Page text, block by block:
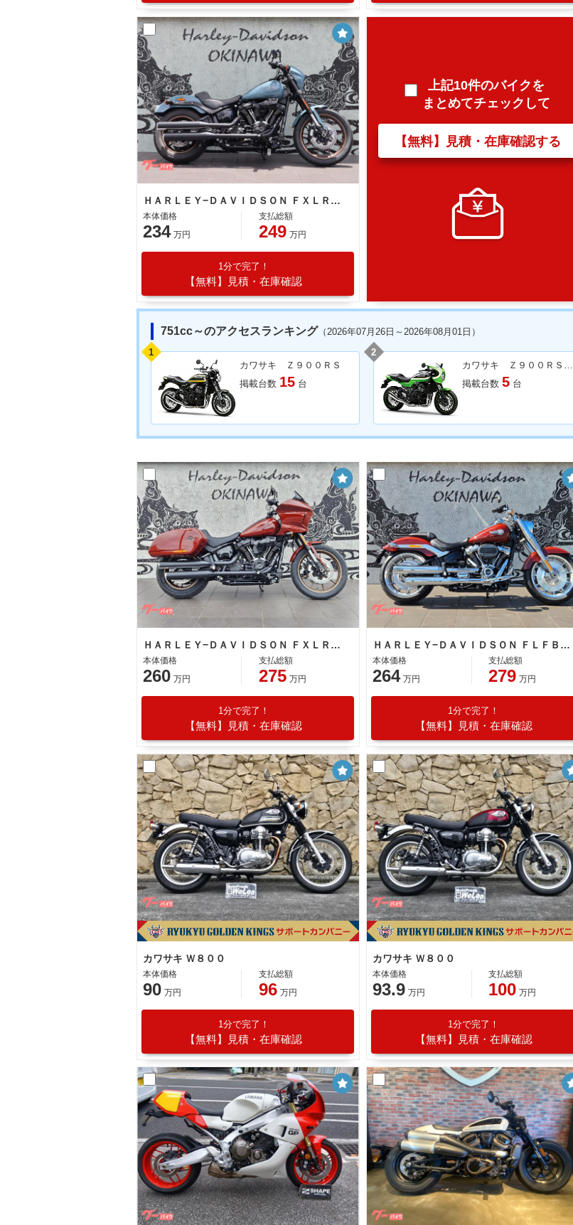
ＨＡＲＬＥＹ−ＤＡＶＩＤＳＯＮ ＦＸＬＲＳ ソフテイル ローライダーＳ／ローダウン車／ＬＥＤ／ＡＢＳ／試乗可能
本体価格
234 万円
支払総額
249 万円
1分で完了！
【無料】見積・在庫確認
上記10件のバイクを
まとめてチェックして
【無料】見積・在庫確認する
751cc～のアクセスランキング （2026年07月26日～2026年08月01日）
1
カワサキ Ｚ９００ＲＳ
掲載台数 15 台
2
カワサキ Ｚ９００ＲＳカフェ
掲載台数 5 台
ＨＡＲＬＥＹ−ＤＡＶＩＤＳＯＮ ＦＸＬＲＳＴ ソフテイル ローライダーＳＴ ２人乗り構造変更済み
本体価格
260 万円
支払総額
275 万円
1分で完了！
【無料】見積・在庫確認
ＨＡＲＬＥＹ−ＤＡＶＩＤＳＯＮ ＦＬＦＢＳ ソフテイルファットボーイ１１４
本体価格
264 万円
支払総額
279 万円
1分で完了！
【無料】見積・在庫確認
カワサキ Ｗ８００
本体価格
90 万円
支払総額
96 万円
1分で完了！
【無料】見積・在庫確認
カワサキ Ｗ８００
本体価格
93.9 万円
支払総額
100 万円
1分で完了！
【無料】見積・在庫確認